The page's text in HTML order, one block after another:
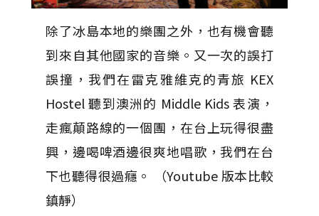
除了冰島本地的樂團之外，也有機會聽
到來自其他國家的音樂。又一次的誤打
誤撞，我們在雷克雅維克的青旅 KEX
Hostel 聽到澳洲的 Middle Kids 表演，
走瘋顛路線的一個團，在台上玩得很盡
興，邊喝啤酒邊很爽地唱歌，我們在台
下也聽得很過癮。 （Youtube 版本比較
鎮靜）